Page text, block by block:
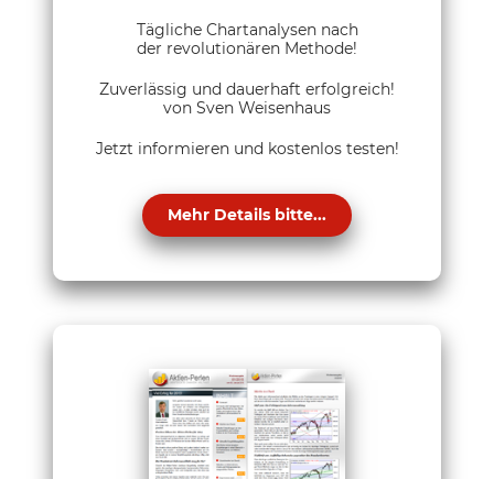
Tägliche Chartanalysen nach
der revolutionären Methode!
Zuverlässig und dauerhaft erfolgreich!
von Sven Weisenhaus
Jetzt informieren und kostenlos testen!
Mehr Details bitte...